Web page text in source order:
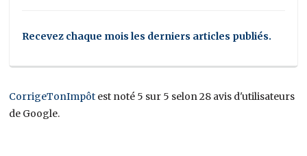
Recevez chaque mois les derniers articles publiés.
CorrigeTonImpôt est noté 5 sur 5 selon 28 avis d'utilisateurs
de Google.